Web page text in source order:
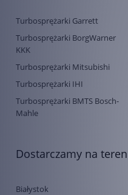
Turbosprężarki Garrett
Turbosprężarki BorgWarner
KKK
Turbosprężarki Mitsubishi
Turbosprężarki IHI
Turbosprężarki BMTS Bosch-
Mahle
Dostarczamy na
Białystok